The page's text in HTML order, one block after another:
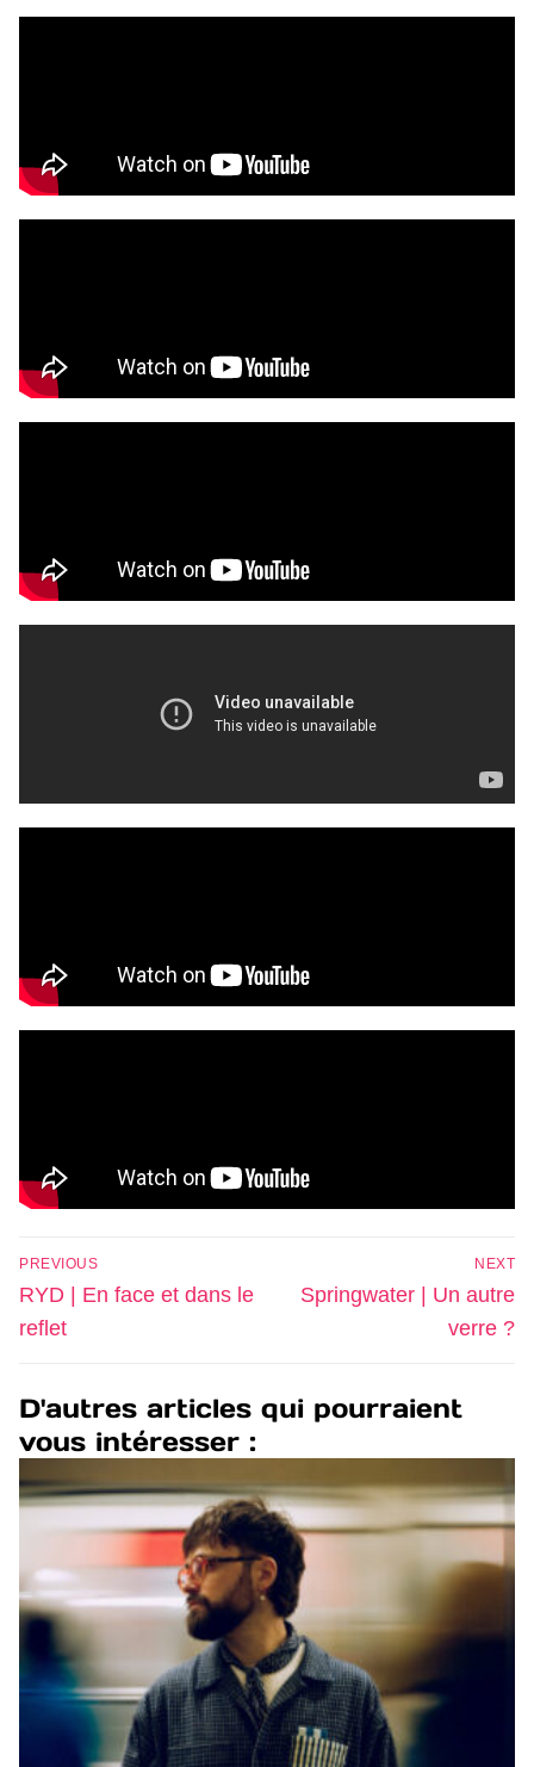
PREVIOUS
RYD | En face et dans le
reflet
NEXT
Springwater | Un autre
verre ?
D'autres articles qui pourraient
vous intéresser :